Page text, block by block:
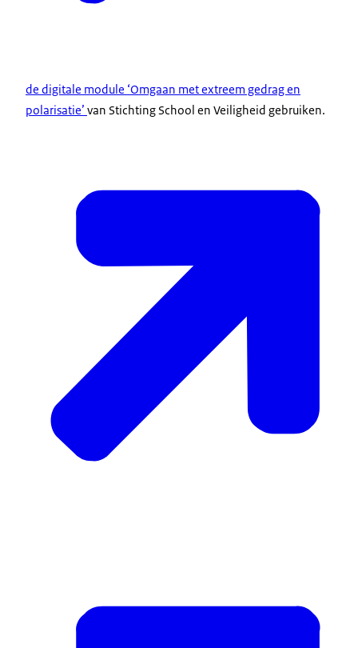
de digitale module ‘Omgaan met extreem gedrag en
polarisatie’ van Stichting School en Veiligheid gebruiken.